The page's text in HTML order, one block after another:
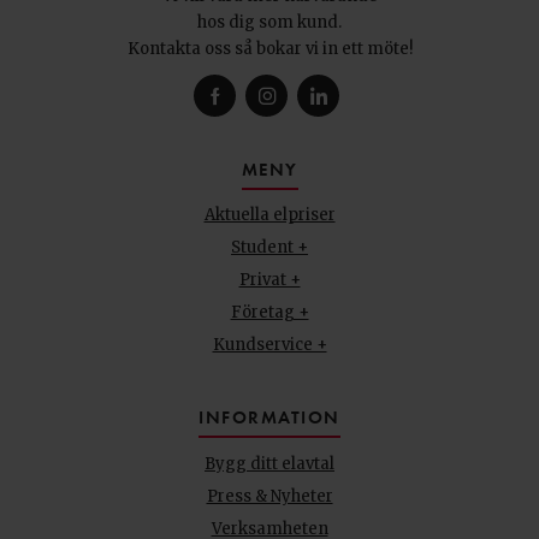
hos dig som kund.
Kontakta oss så bokar vi in ett möte!
MENY
Aktuella elpriser
Student +
Privat +
Företag +
Kundservice +
INFORMATION
Bygg ditt elavtal
Press & Nyheter
Verksamheten